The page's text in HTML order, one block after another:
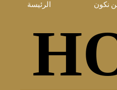
الرئيسة نكون